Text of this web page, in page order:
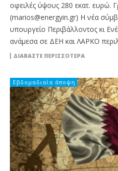
οφειλές ύψους 280 εκατ. ευρώ.
(marios@energyin.gr) Η νέα
υπουργείο Περιβάλλοντος κι
ανάμεσα σε ΔΕΗ και ΛΑΡΚΟ
ΔΙΑΒΆΣΤΕ ΠΕΡΙΣΣΌΤΕΡΑ
Εβδομαδιαία άποψη